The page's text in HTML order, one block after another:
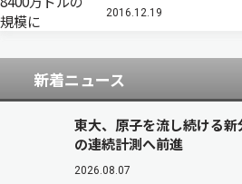
の確保 ・武装化敵対勢
2016.12.19
新着ニュース
東大、原子を流し続ける
の連続計測へ前進
2026.08.07